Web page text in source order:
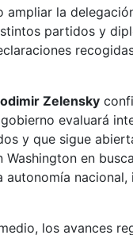
ampliar la
partidos y
Zelensky
evaluará
y que sigue
en
autonomía nacional,
los avances